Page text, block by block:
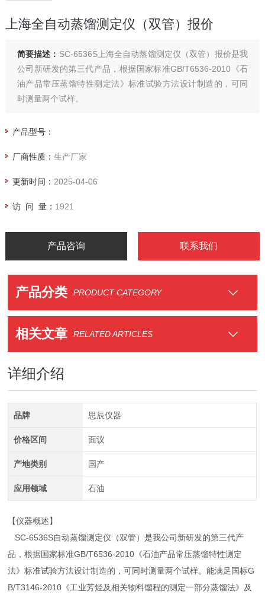
上海全自动蒸馏测定仪（双管）报价
简要描述： SC-6536S上海全自动蒸馏测定仪（双管）报价是我
公司新研发的第三代产品，根据国家标准GB/T6536-2010《石
油产品常压蒸馏特性测定法》标准试验方法设计制造的，可同
时测量两个试样。
产品型号：
厂商性质： 生产厂家
更新时间： 2025-04-06
访 问 量： 1921
产品咨询 联系我们
产品分类 PRODUCT CATEGORY
相关文章 RELATED ARTICLES
详细介绍
品牌 思辰仪器
价格区间 面议
产地类别 国产
应用领域 石油
【仪器概述】
SC-6536S自动蒸馏测定仪（双管）是我公司新研发的第三代产
品，根据国家标准GB/T6536-2010《石油产品常压蒸馏特性测定
法》标准试验方法设计制造的，可同时测量两个试样。能满足国标G
B/T3146-2010《工业芳烃及相关物料馏程的测定一部分蒸馏法》及